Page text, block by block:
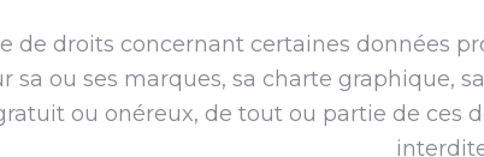
de droits concernant certaines données
sa ou ses marques, sa charte graphique,
ou onéreux, de tout ou partie de ces